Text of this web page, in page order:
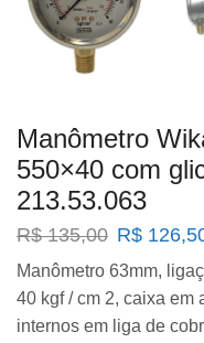
Manômetro
550×40 com
213.53.063
R$135,00 O
original
era:
R$
R$
Manômetro 63mm,
40 kgf / cm 2, caixa em
internos em liga de